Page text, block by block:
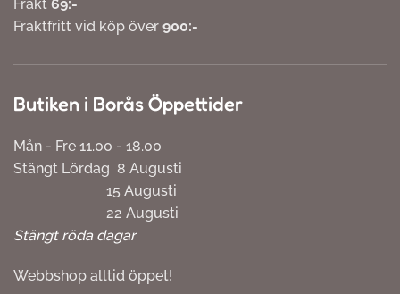
Frakt 69:-
Fraktfritt vid köp över 900:-
Butiken i Borås Öppettider
Mån - Fre 11.00 - 18.00
Stängt Lördag 8 Augusti
15 Augusti
22 Augusti
Stängt röda dagar
Webbshop alltid öppet!